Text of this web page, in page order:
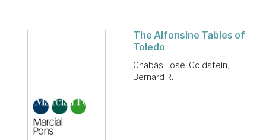
The Alfonsine Tables of
Toledo
Chabás, José; Goldstein,
Bernard R.